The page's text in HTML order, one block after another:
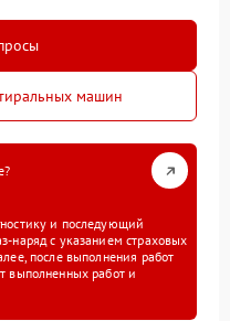
машин
и последующий
наряд с указанием страховых
после выполнения работ
выполненных работ и